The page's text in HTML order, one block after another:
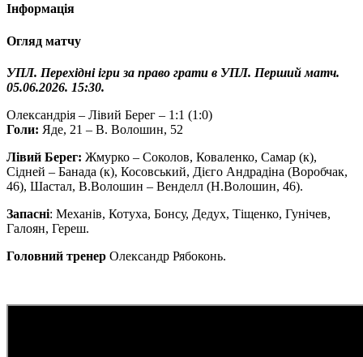
Інформація
Огляд матчу
УПЛ. Перехідні ігри за право грати в УПЛ. Перший матч.
05.06.2026. 15:30.
Олександрія – Лівий Берег – 1:1 (1:0)
Голи: Яде, 21 – В. Волошин, 52
Лівий Берег: Жмурко – Соколов, Коваленко, Самар (к),
Сідней – Банада (к), Косовський, Дієго Андрадіна (Воробчак,
46), Шастал, В.Волошин – Венделл (Н.Волошин, 46).
Запасні: Механів, Котуха, Бонсу, Дедух, Тіщенко, Гунічев,
Галоян, Гереш.
Головний тренер Олександр Рябоконь.